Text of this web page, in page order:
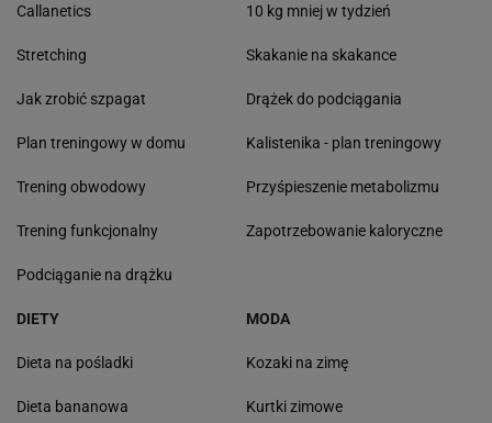
Callanetics
Stretching
Jak zrobić szpagat
Plan treningowy w domu
Trening obwodowy
Trening funkcjonalny
Podciąganie na drążku
10 kg mniej w tydzień
Skakanie na skakance
Drążek do podciągania
Kalistenika - plan treningowy
Przyśpieszenie metabolizmu
Zapotrzebowanie kaloryczne
DIETY
Dieta na pośladki
Dieta bananowa
MODA
Kozaki na zimę
Kurtki zimowe